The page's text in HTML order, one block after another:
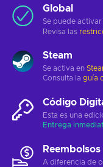
Global
Se puede activar
Revisa las
Steam
Se activa en
Consulta la guía
Código
Esta es una
Entrega
A diferencia de